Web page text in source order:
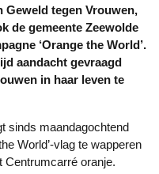
de gemeente Zeewolde
‘Orange the World’.
aandacht gevraagd
in haar leven te
World’-vlag te wapperen
Centrumcarré oranje.